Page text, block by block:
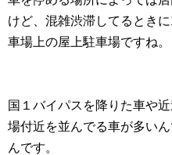
けど、混雑渋滞してるとき
車場上の屋上駐車場ですね。
国１バイパスを降りた車や
場付近を並んでる車が多い
んです。